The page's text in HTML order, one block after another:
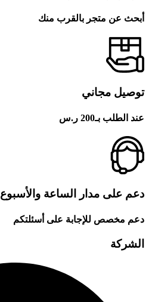
أبحث عن متجر بالقرب منك
توصيل مجاني
عند الطلب بـ200 ر.س
دعم على مدار الساعة والأسبوع
دعم مخصص للإجابة على أسئلتكم
الشركة